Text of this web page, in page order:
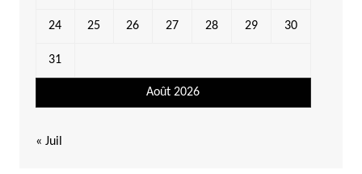
Août 2026
24 25 26 27 28 29 30
31
« Juil